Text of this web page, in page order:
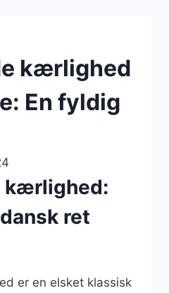
kærlighed
En fyldig
kærlighed:
ret
er en elsket klassisk